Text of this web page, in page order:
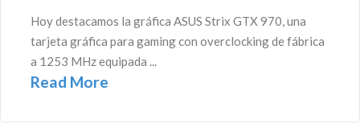
Hoy destacamos la gráfica ASUS Strix GTX 970, una
tarjeta gráfica para gaming con overclocking de fábrica
a 1253 MHz equipada ...
Read More